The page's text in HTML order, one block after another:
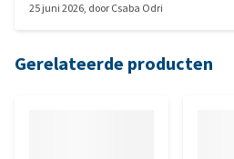
25 juni 2026, doorCsaba Odri
Gerelateerde producten